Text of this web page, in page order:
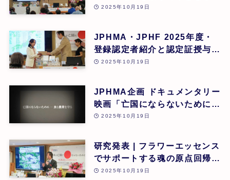
道繁良 | 第26回
2025年10月19日
JPHMA・JPHF 2025年度・
登録認定者紹介と認定証授与式
| 第26回
2025年10月19日
JPHMA企画 ドキュメンタリー
映画「亡国にならないために食
と農業を守る」 | 第26回
2025年10月19日
研究発表 | フラワーエッセンス
でサポートする魂の原点回帰 |
東昭史 | 第26回
2025年10月19日